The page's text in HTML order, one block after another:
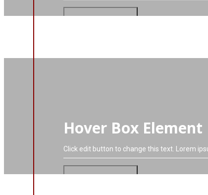
Hover Box Element
Click edit button to change this text. Lorem